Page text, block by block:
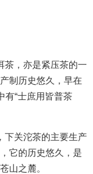
茶，亦是紧压茶的一
制历史悠久，早在
有“士庶用皆普茶
下关沱茶的主要生产
它的历史悠久，是
山之麓。